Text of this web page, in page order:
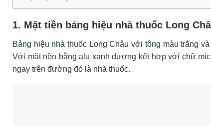
1. Mặt tiền bảng hiệu nhà thuốc Long
Bảng hiệu nhà thuốc Long Châu với tông màu trắng
Với mặt nền bằng alu xanh dương kết hợp với chữ
ngay trên đường đó là nhà thuốc.